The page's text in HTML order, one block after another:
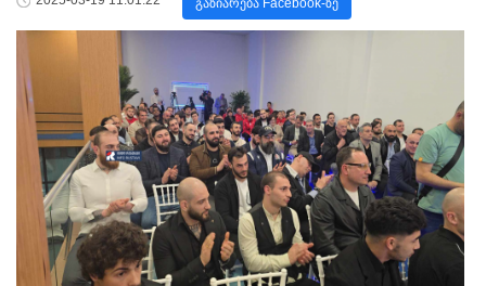
გაზიარება Facebook-ზე